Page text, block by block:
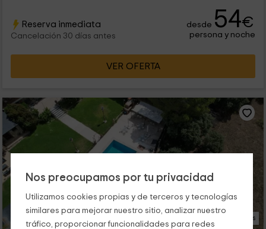
Nos preocupamos por tu privacidad
Utilizamos cookies propias y de terceros y tecnologías
similares para mejorar nuestro sitio, analizar nuestro
tráfico, proporcionar funcionalidades para redes
Reserva inmediata
Cancelación 30 días antes
desde 54€
persona y noche
VER OFERTA
15 Fotos